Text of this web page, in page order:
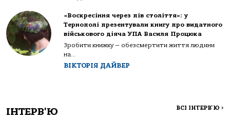
«Воскресіння через пів століття»: у
Тернополі презентували книгу про видатного
військового діяча УПА Василя Процюка
Зробити книжку — обезсмертити життя людини
на...
ВІКТОРІЯ ДАЙВЕР
ІНТЕРВ'Ю ВСІ ІНТЕРВ'Ю >